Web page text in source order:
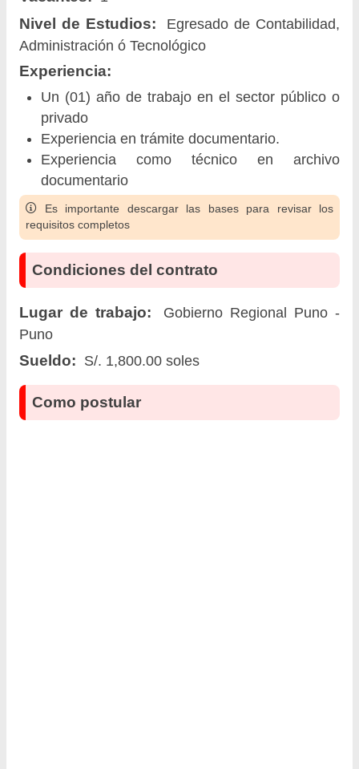
Nivel de Estudios:
Egresado de Contabilidad,
Administración ó Tecnológico
Experiencia:
Un (01) año de trabajo en el sector público o
privado
Experiencia en trámite documentario.
Experiencia como técnico en archivo
documentario
Es importante descargar las bases para revisar los
requisitos completos
Condiciones del contrato
Lugar de trabajo:
Gobierno Regional Puno -
Puno
Sueldo: S/. 1,800.00 soles
Como postular